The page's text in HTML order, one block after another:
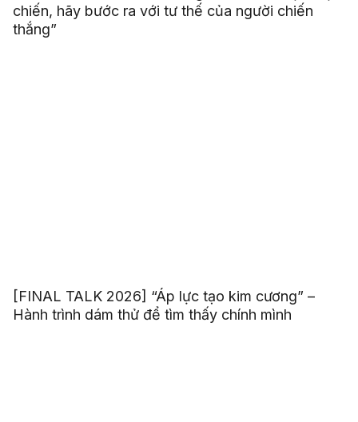
chiến, hãy bước ra với tư thế của người chiến
thắng”
[FINAL TALK 2026] “Áp lực tạo kim cương” –
Hành trình dám thử để tìm thấy chính mình